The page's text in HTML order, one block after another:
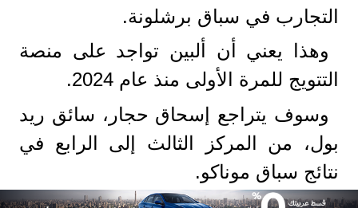
التجارب في سباق برشلونة.
وهذا يعني أن ألبين تواجد على منصة
التتويج للمرة الأولى منذ عام 2024.
وسوف يتراجع إسحاق حجار، سائق ريد
بول، من المركز الثالث إلى الرابع في
نتائج سباق موناكو.